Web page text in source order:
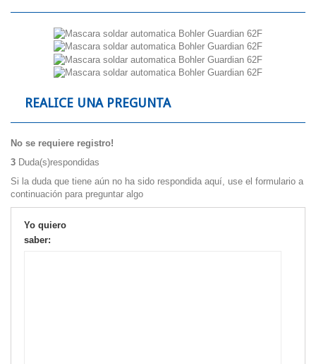
REALICE UNA PREGUNTA
No se requiere registro!
3 Duda(s)respondidas
Si la duda que tiene aún no ha sido respondida aquí, use el formulario a
continuación para preguntar algo
Yo quiero
saber: